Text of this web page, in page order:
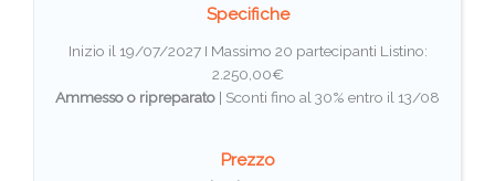
Specifiche
Inizio il 19/07/2027 I Massimo 20 partecipanti Listino:
2.250,00€
Ammesso o ripreparato | Sconti fino al 30% entro il 13/08
Prezzo